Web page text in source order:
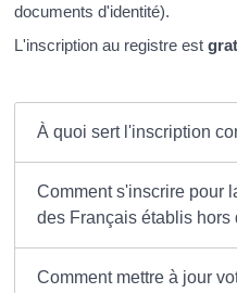
documents d'identité).
L'inscription au registre est
À quoi sert l'inscription
Comment s'inscrire pour
des Français établis hors
Comment mettre à jour